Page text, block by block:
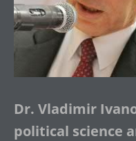
Dr. Vladimir
political science